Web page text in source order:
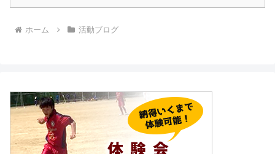
ホーム 活動ブログ